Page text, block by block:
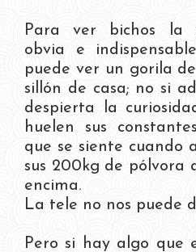
Para ver bichos la
obvia e
puede ver un gorila
sillón de casa; no si
despierta la
huelen sus
que se siente cuando
sus 200kg de pólvora
encima.
La tele no nos puede
Pero si hay algo que